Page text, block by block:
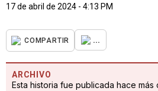
17 de abril de 2024 - 4:13 PM
COMPARTIR ...
ARCHIVO
Esta historia fue publicada hace más